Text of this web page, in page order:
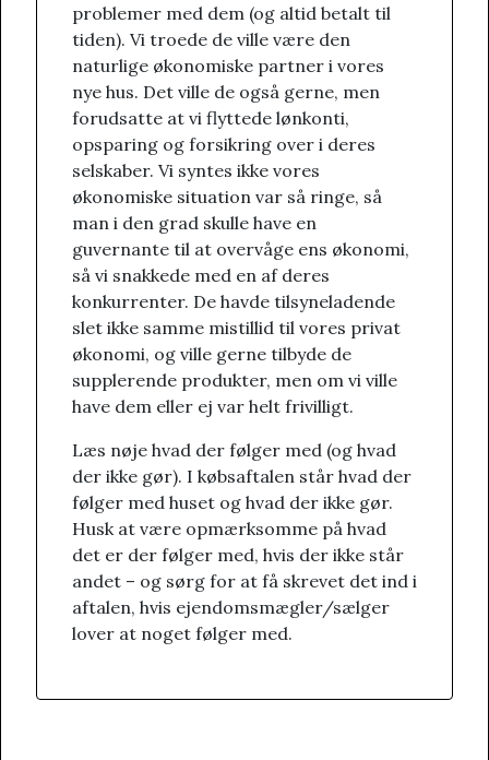
problemer med dem (og altid betalt til
tiden). Vi troede de ville være den
naturlige økonomiske partner i vores
nye hus. Det ville de også gerne, men
forudsatte at vi flyttede lønkonti,
opsparing og forsikring over i deres
selskaber. Vi syntes ikke vores
økonomiske situation var så ringe, så
man i den grad skulle have en
guvernante til at overvåge ens økonomi,
så vi snakkede med en af deres
konkurrenter. De havde tilsyneladende
slet ikke samme mistillid til vores privat
økonomi, og ville gerne tilbyde de
supplerende produkter, men om vi ville
have dem eller ej var helt frivilligt.
Læs nøje hvad der følger med (og hvad
der ikke gør). I købsaftalen står hvad der
følger med huset og hvad der ikke gør.
Husk at være opmærksomme på hvad
det er der følger med, hvis der ikke står
andet – og sørg for at få skrevet det ind i
aftalen, hvis ejendomsmægler/sælger
lover at noget følger med.